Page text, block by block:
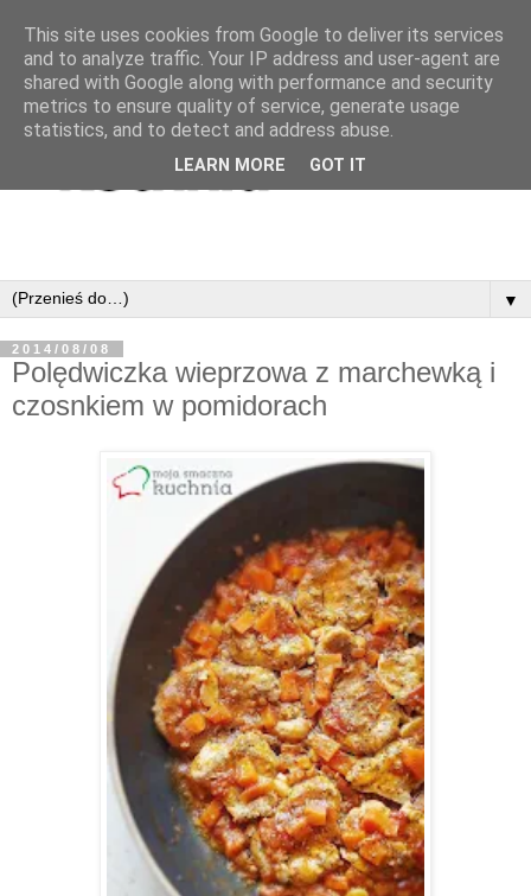
▼
2014/08/08
Polędwiczka wieprzowa z marchewką i
czosnkiem w pomidorach
This site uses cookies from Google to deliver its services
and to analyze traffic. Your IP address and user-agent are
shared with Google along with performance and security
metrics to ensure quality of service, generate usage
statistics, and to detect and address abuse.
LEARN MORE GOT IT